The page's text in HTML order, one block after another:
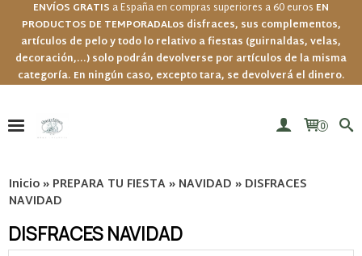
ENVÍOS GRATIS a España en compras superiores a 60 euros EN
PRODUCTOS DE TEMPORADALos disfraces, sus complementos,
artículos de pelo y todo lo relativo a fiestas (guirnaldas, velas,
decoración,...) solo podrán devolverse por artículos de la misma
categoría. En ningún caso, excepto tara, se devolverá el dinero.
0
Inicio» PREPARA TU FIESTA» NAVIDAD » DISFRACES
NAVIDAD
DISFRACES NAVIDAD